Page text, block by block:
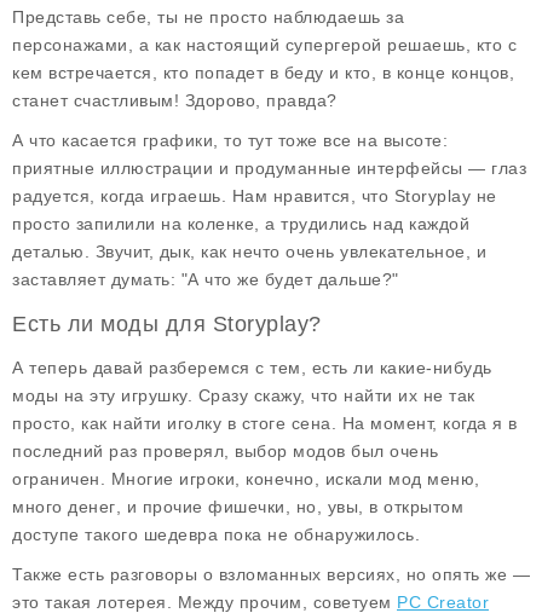
Представь себе, ты не просто наблюдаешь за
персонажами, а как настоящий супергерой решаешь, кто с
кем встречается, кто попадет в беду и кто, в конце концов,
станет счастливым! Здорово, правда?
А что касается графики, то тут тоже все на высоте:
приятные иллюстрации и продуманные интерфейсы — глаз
радуется, когда играешь. Нам нравится, что Storyplay не
просто запилили на коленке, а трудились над каждой
деталью. Звучит, дык, как нечто очень увлекательное, и
заставляет думать: "А что же будет дальше?"
Есть ли моды для Storyplay?
А теперь давай разберемся с тем, есть ли какие-нибудь
моды на эту игрушку. Сразу скажу, что найти их не так
просто, как найти иголку в стоге сена. На момент, когда я в
последний раз проверял, выбор модов был очень
ограничен. Многие игроки, конечно, искали мод меню
много денег , и прочие фишечки, но, увы, в открытом
доступе такого шедевра пока не обнаружилось.
Также есть разговоры о взломанных версиях , но опять же —
это такая лотерея. Между прочим, советуем PC Creator